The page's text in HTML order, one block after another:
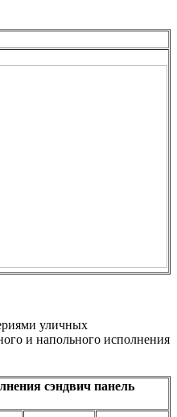
уличных
и напольного исполнения
сэндвич панель